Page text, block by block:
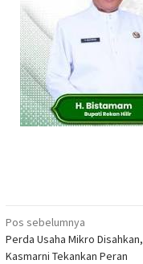
Navigasi
pos
Pos sebelumnya
Perda Usaha Mikro Disahkan,
Kasmarni Tekankan Peran